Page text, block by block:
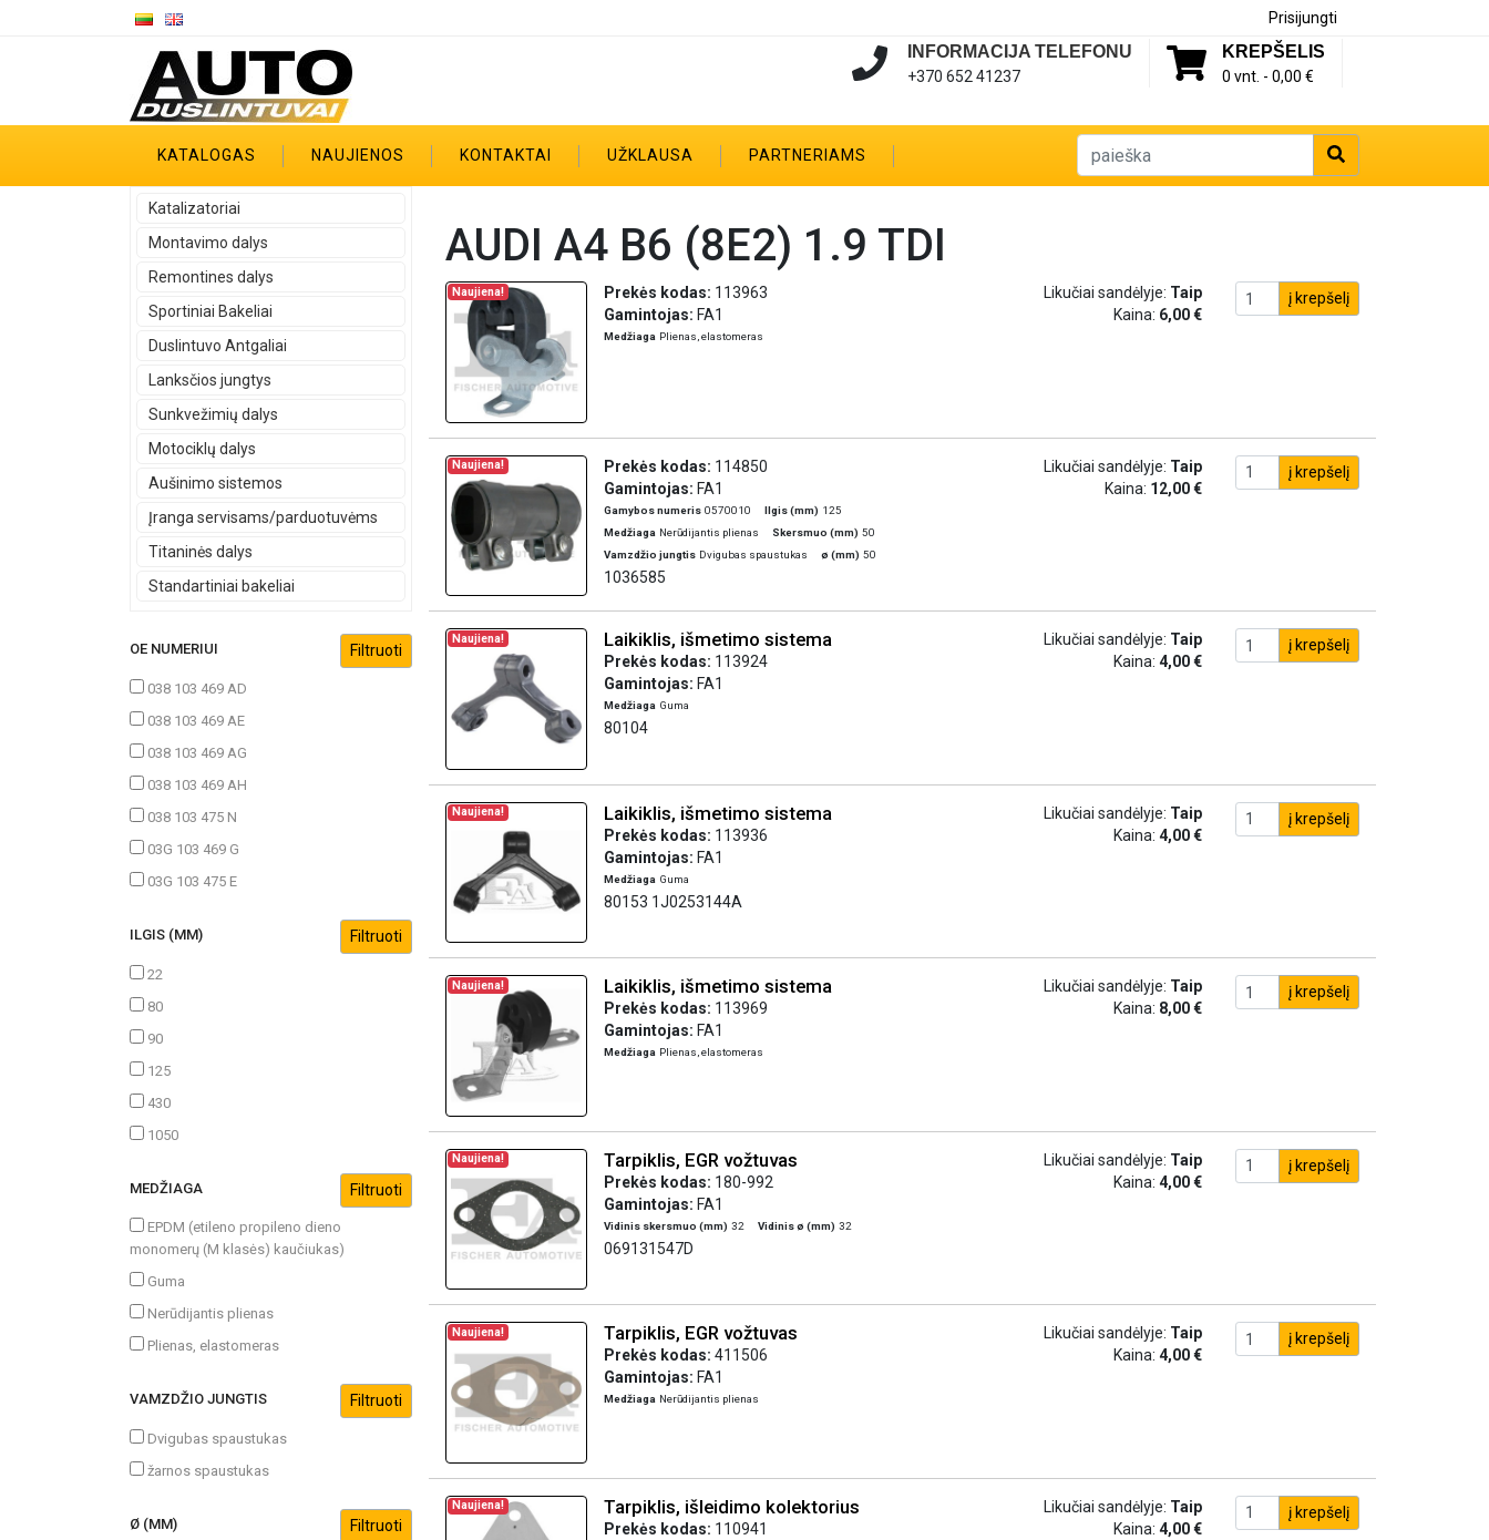
Prisijungti
KREPŠELIS
0 vnt. - 0,00 €
INFORMACIJA TELEFONU
+370 652 41237
KATALOGAS NAUJIENOS KONTAKTAI UŽKLAUSA PARTNERIAMS
Katalizatoriai
Montavimo dalys
Remontines dalys
Sportiniai Bakeliai
Duslintuvo Antgaliai
Lanksčios jungtys
Sunkvežimių dalys
Motociklų dalys
Aušinimo sistemos
Įranga servisams/parduotuvėms
Titaninės dalys
Standartiniai bakeliai
OE NUMERIUI
038 103 469 AD
038 103 469 AE
038 103 469 AG
038 103 469 AH
038 103 475 N
03G 103 469 G
03G 103 475 E
ILGIS (MM)
22
80
90
125
430
1050
MEDŽIAGA
EPDM (etileno propileno dieno
monomerų (M klasės) kaučiukas)
Guma
Nerūdijantis plienas
Plienas, elastomeras
VAMZDŽIO JUNGTIS
Dvigubas spaustukas
žarnos spaustukas
Ø (MM)
AUDI A4 B6 (8E2) 1.9 TDI
Naujiena! Prekės kodas: 113963
Gamintojas: FA1
Medžiaga Plienas, elastomeras
Likučiai sandėlyje: Taip
Kaina: 6,00 €
į krepšelį
Naujiena! Prekės kodas: 114850
Gamintojas: FA1
Gamybos numeris 0570010 Ilgis (mm) 125
Medžiaga Nerūdijantis plienas Skersmuo (mm) 50
Vamzdžio jungtis Dvigubas spaustukas ø (mm) 50
1036585
Likučiai sandėlyje: Taip
Kaina: 12,00 €
į krepšelį
Naujiena! Laikiklis, išmetimo sistema
Prekės kodas: 113924
Gamintojas: FA1
Medžiaga Guma
80104
Likučiai sandėlyje: Taip
Kaina: 4,00 €
į krepšelį
Naujiena! Laikiklis, išmetimo sistema
Prekės kodas: 113936
Gamintojas: FA1
Medžiaga Guma
80153 1J0253144A
Likučiai sandėlyje: Taip
Kaina: 4,00 €
į krepšelį
Naujiena! Laikiklis, išmetimo sistema
Prekės kodas: 113969
Gamintojas: FA1
Medžiaga Plienas, elastomeras
Likučiai sandėlyje: Taip
Kaina: 8,00 €
į krepšelį
Naujiena! Tarpiklis, EGR vožtuvas
Prekės kodas: 180-992
Gamintojas: FA1
Vidinis skersmuo (mm) 32 Vidinis ø (mm) 32
069131547D
Likučiai sandėlyje: Taip
Kaina: 4,00 €
į krepšelį
Naujiena! Tarpiklis, EGR vožtuvas
Prekės kodas: 411506
Gamintojas: FA1
Medžiaga Nerūdijantis plienas
Likučiai sandėlyje: Taip
Kaina: 4,00 €
į krepšelį
Naujiena! Tarpiklis, išleidimo kolektorius
Prekės kodas: 110941
Likučiai sandėlyje: Taip
Kaina: 4,00 €
į krepšelį